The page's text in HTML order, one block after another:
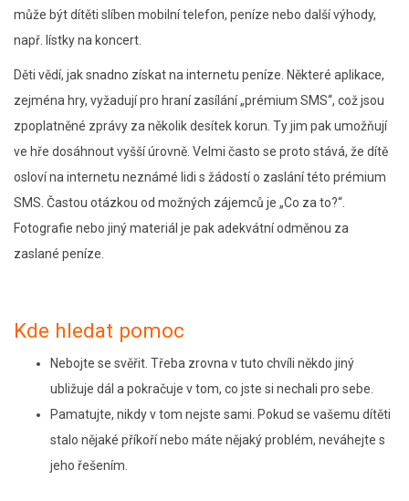
může být dítěti slíben mobilní telefon, peníze nebo další výhody,
např. lístky na koncert.
Děti vědí, jak snadno získat na internetu peníze. Některé aplikace,
zejména hry, vyžadují pro hraní zasílání „prémium SMS“, což jsou
zpoplatněné zprávy za několik desítek korun. Ty jim pak umožňují
ve hře dosáhnout vyšší úrovně. Velmi často se proto stává, že dítě
osloví na internetu neznámé lidi s žádostí o zaslání této prémium
SMS. Častou otázkou od možných zájemců je „Co za to?“.
Fotografie nebo jiný materiál je pak adekvátní odměnou za
zaslané peníze.
Kde hledat pomoc
Nebojte se svěřit. Třeba zrovna v tuto chvíli někdo jiný
ubližuje dál a pokračuje v tom, co jste si nechali pro sebe.
Pamatujte, nikdy v tom nejste sami. Pokud se vašemu dítěti
stalo nějaké příkoří nebo máte nějaký problém, neváhejte s
jeho řešením.